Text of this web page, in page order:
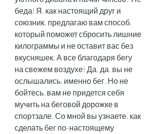
беда! Я, как настоящий друг и
союзник, предлагаю вам способ,
который поможет сбросить лишние
килограммы и не оставит вас без
вкусняшек. А все благодаря бегу
на свежем воздухе! Да, да, вы не
ослышались, именно бег. Но не
бойтесь, вам не придется себя
мучить на беговой дорожке в
спортзале. Со мной вы узнаете, как
сделать бег по-настоящему